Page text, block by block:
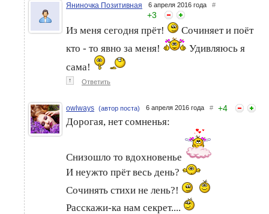
Яниночка Позитивная 6 апреля 2016 года #
+3
Из меня сегодня прёт!
Сочиняет и поёт
кто - то явно за меня!
Удивляюсь я
сама!
↑ Ответить
owlways (автор поста) 6 апреля 2016 года # +4
Дорогая, нет сомненья:
Снизошло то вдохновенье
И неужто прёт весь день?
Сочинять стихи не лень?!
Расскажи-ка нам секрет....